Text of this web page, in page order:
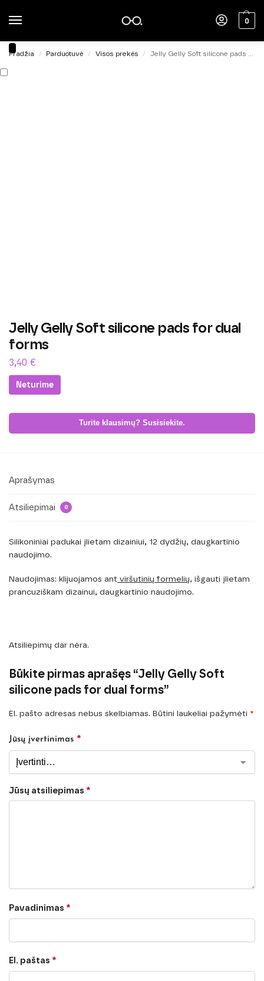
0
Pradžia / Parduotuvė / Visos prekės / Jelly Gelly Soft silicone pads for dual forms
Jelly Gelly Soft silicone pads for dual
forms
3,40 €
Neturime
Turite klausimų? Susisiekite.
Aprašymas
Atsiliepimai 0
Silikoniniai padukai įlietam dizainiui, 12 dydžių, daugkartinio
naudojimo.
Naudojimas: klijuojamos ant viršutinių formelių, išgauti įlietam
prancuziškam dizainui, daugkartinio naudojimo.
Atsiliepimų dar nėra.
Būkite pirmas aprašęs “Jelly Gelly Soft
silicone pads for dual forms”
El. pašto adresas nebus skelbiamas. Būtini laukeliai pažymėti *
Jūsų įvertinimas *
Jūsų atsiliepimas *
Pavadinimas *
El. paštas *